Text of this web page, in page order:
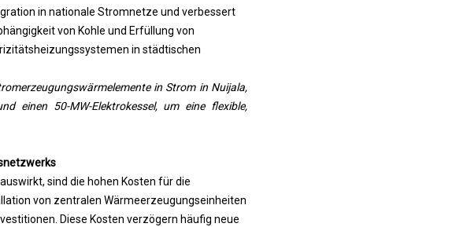
in nationale Stromnetze und verbessert
von Kohle und Erfüllung von
in städtischen
in Strom in Nuijala,
einen 50-MW-Elektrokessel, um eine flexible,
sind die hohen Kosten für die
von zentralen Wärmeerzeugungseinheiten
Diese Kosten verzögern häufig neue